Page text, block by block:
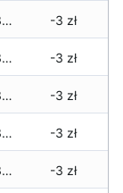
14,345 zł -3 zł
14,345 zł -3 zł
14,345 zł -3 zł
14,345 zł -3 zł
14,345 zł -3 zł